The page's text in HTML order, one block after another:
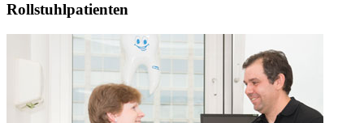
Rollstuhlpatienten